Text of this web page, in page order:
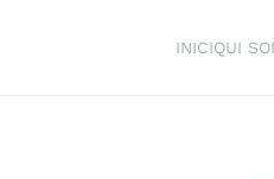
INICIQUI